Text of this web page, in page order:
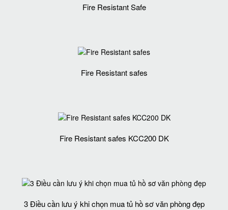
Fire Resistant Safe
Fire Resistant safes
Fire Resistant safes KCC200 DK
3 Điều cần lưu ý khi chọn mua tủ hồ sơ văn phòng đẹp